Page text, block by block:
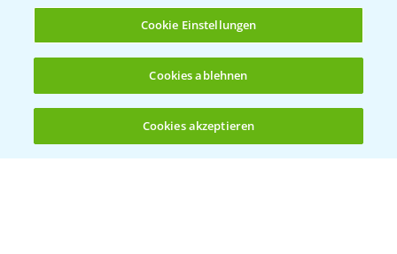
(noch 4)
Allgemeine Nutzungsbedingungen
Datenschutzerklärung
Cookie Einstellungen
Cookies ablehnen
Cookies akzeptieren